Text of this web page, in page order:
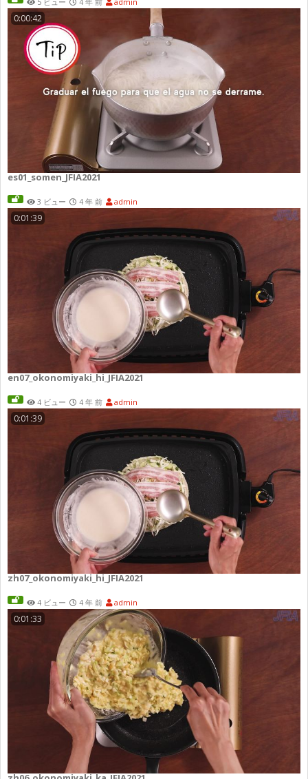
0:00:42
es01_somen_JFIA2021
3 ビュー 4 年 前 admin
0:01:39
en07_okonomiyaki_hi_JFIA2021
4 ビュー 4 年 前 admin
0:01:39
zh07_okonomiyaki_hi_JFIA2021
4 ビュー 4 年 前 admin
0:01:33